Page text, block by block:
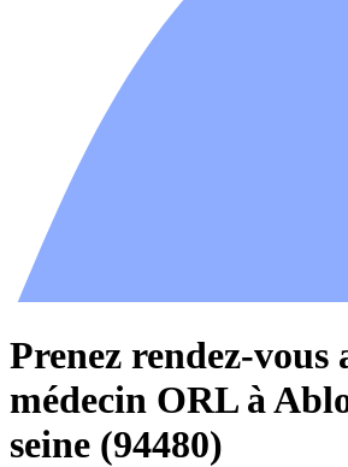
Prenez rendez-vous
médecin ORL à
seine (94480)